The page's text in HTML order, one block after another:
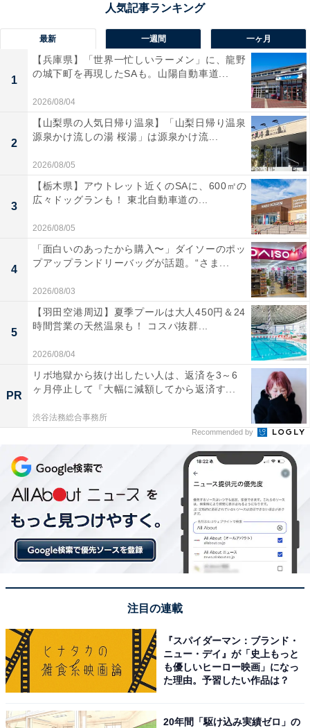
運動をした後もシャワーを浴びる人が多いフランス
それではなぜ、フランス人は「お風呂派」ではなく「シ
ャワー派」なのでしょうか。これには、フランスの家の
構造的な問題が関係しています。
日本の家庭にはバスタブがあるのが一般的ですが、フラ
ンスではシャワーだけのバスルームが多く、特に都市部
では、スペースを有効に使うためにバスタブを置かず、
シャワールームだけを設置している家がたくさんありま
まれにバスタブがある場合でも、毎日湯船に浸かる習慣
はありません。フランスの人々は、冬の寒い日やリラッ
クスしたいときにしかバスタブを使わないのです。
次ページ
バスタブがあってもなぜ毎日使わ
ない？
最新 一週間 一ヶ月
1
【兵庫県】「世界一忙しいラーメン」に、龍野
の城下町を再現したSAも。山陽自動車道...
2026/08/04
2
【山梨県の人気日帰り温泉】「山梨日帰り温泉
源泉かけ流しの湯 桜湯」は源泉かけ流...
2026/08/05
3
【栃木県】アウトレット近くのSAに、600㎡の
広々ドッグランも！ 東北自動車道の...
2026/08/05
4
「面白いのあったから購入〜」ダイソーのポッ
プアップランドリーバッグが話題。“さま...
2026/08/03
5
【羽田空港周辺】夏季プールは大人450円＆24
時間営業の天然温泉も！ コスパ抜群...
2026/08/04
PR
リボ地獄から抜け出したい人は、返済を3～6
ヶ月停止して『大幅に減額してから返済す...
渋谷法務総合事務所
Recommended by
注目の連載
『スパイダーマン：ブランド・
ニュー・デイ』が「史上もっと
も優しいヒーロー映画」になっ
た理由。予習したい作品は？
20年間「駆け込み実績ゼロ」の